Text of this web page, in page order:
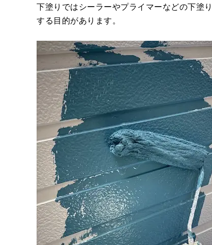
下塗りではシーラーやプライマーなどの下塗
する目的があります。